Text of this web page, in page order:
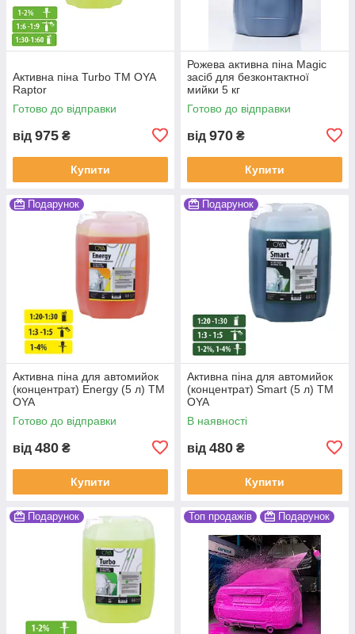
Активна піна Turbo ТМ OYA
Raptor
Готово до відправки
від 975 ₴
Купити
Рожева активна піна Magic
засіб для безконтактної
мийки 5 кг
Готово до відправки
від 970 ₴
Купити
Подарунок
Активна піна для автомийок
(концентрат) Energy (5 л) ТМ
OYA
Готово до відправки
від 480 ₴
Купити
Подарунок
Активна піна для автомийок
(концентрат) Smart (5 л) ТМ
OYA
В наявності
від 480 ₴
Купити
Подарунок Топ продажів Подарунок